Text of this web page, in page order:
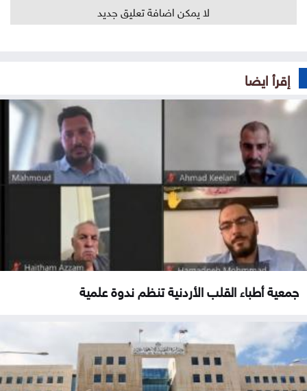
لا يمكن اضافة تعليق جديد
إقرأ ايضا
جمعية أطباء القلب الأردنية تنظم ندوة علمية